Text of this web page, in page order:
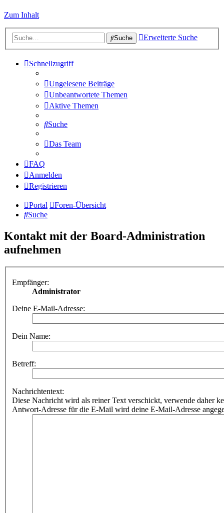
Zum Inhalt
Suche Erweiterte Suche
Schnellzugriff
Ungelesene Beiträge
Unbeantwortete Themen
Aktive Themen
Suche
Das Team
FAQ
Anmelden
Registrieren
Portal
Foren-Übersicht
Suche
Kontakt mit der Board-Administration
aufnehmen
Empfänger:
Administrator
Deine E-Mail-Adresse:
Dein Name:
Betreff:
Nachrichtentext:
Diese Nachricht wird als reiner Text verschickt, verwende daher
Antwort-Adresse für die E-Mail wird deine E-Mail-Adresse